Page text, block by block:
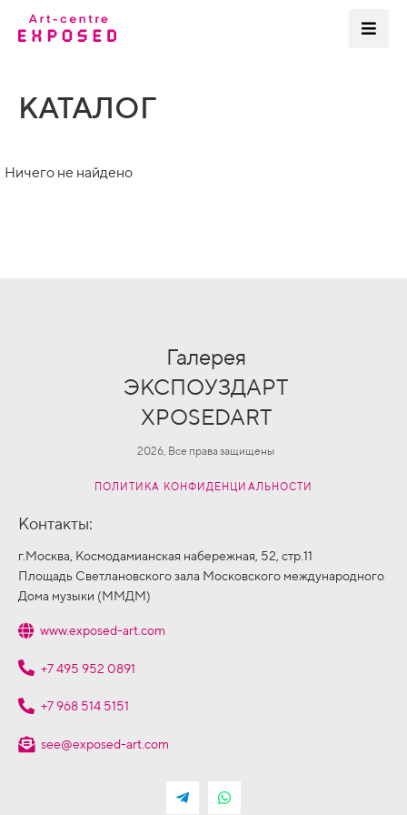
КАТАЛОГ
Ничего не найдено
Галерея
ЭКСПОУЗДАРТ
XPOSEDART
2026, Все права защищены
ПОЛИТИКА КОНФИДЕНЦИАЛЬНОСТИ
Контакты:
г.Москва, Космодамианская набережная, 52, стр.11
Площадь Светлановского зала Московского международного
Дома музыки (ММДМ)
www.exposed-art.com
+7 495 952 0891
+7 968 514 5151
see@exposed-art.com